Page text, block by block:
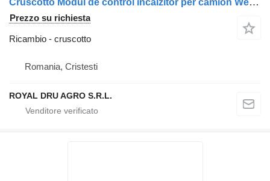
Prezzo su richiesta
Ricambio - cruscotto
Romania, Cristesti
ROYAL DRU AGRO S.R.L.